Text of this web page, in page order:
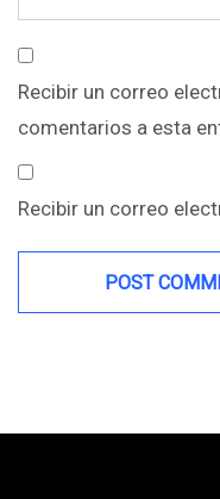
Recibir un correo
comentarios a esta
Recibir un correo